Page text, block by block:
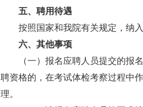
五、聘用待遇
按照国家和我院有关规定，纳入
六、其他事项
（一）报名应聘人员提交的报名
聘资格的，在考试体检考察过程中
理。